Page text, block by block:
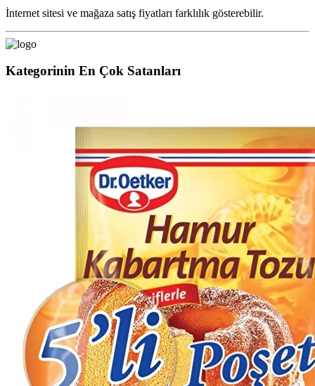
İnternet sitesi ve mağaza satış fiyatları farklılık gösterebilir.
Kategorinin En Çok Satanları